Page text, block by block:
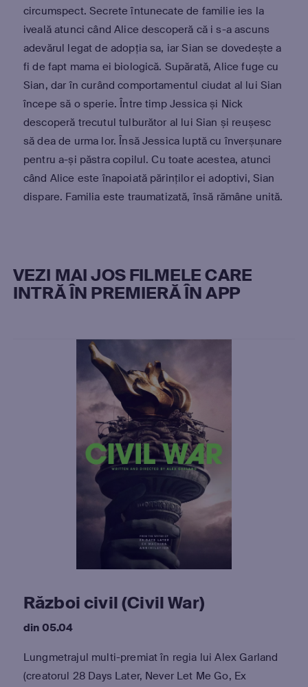
circumspect. Secrete întunecate de familie ies la
iveală atunci când Alice descoperă că i s-a ascuns
adevărul legat de adopția sa, iar Sian se dovedește a
fi de fapt mama ei biologică. Supărată, Alice fuge cu
Sian, dar în curând comportamentul ciudat al lui Sian
începe să o sperie. Între timp Jessica și Nick
descoperă trecutul tulburător al lui Sian și reușesc
să dea de urma lor. Însă Jessica luptă cu înverșunare
pentru a-și păstra copilul. Cu toate acestea, atunci
când Alice este înapoiată părinților ei adoptivi, Sian
dispare. Familia este traumatizată, însă rămâne unită.
VEZI MAI JOS FILMELE CARE
INTRĂ ÎN PREMIERĂ ÎN APP
Război civil (Civil War)
din 05.04
Lungmetrajul multi-premiat în regia lui Alex Garland
(creatorul 28 Days Later, Never Let Me Go, Ex